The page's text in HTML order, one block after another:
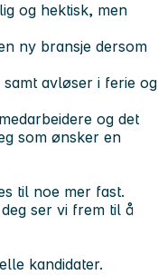
og hektisk, men
ny bransje dersom
avløser i ferie og
og det
som ønsker en
til noe mer fast.
ser vi frem til å
kandidater.